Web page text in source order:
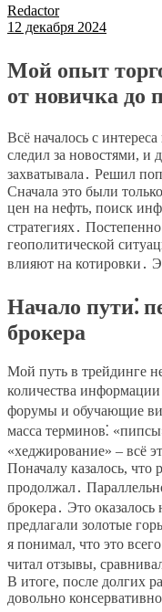
Redactor
12 декабря 2024
Мой опыт
от новичка до
Всё началось с
следил за новостями, и
захватывала․ Решил
Сначала это были
цен на нефть, поиск
стратегиях․
геополитической
влияют на котировки․
Начало пути⁚
брокера
Мой путь в трейдинге
количества
форумы и обучающие
масса терминов⁚
«хеджирование» – всё
Поначалу казалось, что
продолжал․
брокера․ Это
предлагали золотые
я понимал, что это
читал отзывы,
В итоге, после долгих
довольно